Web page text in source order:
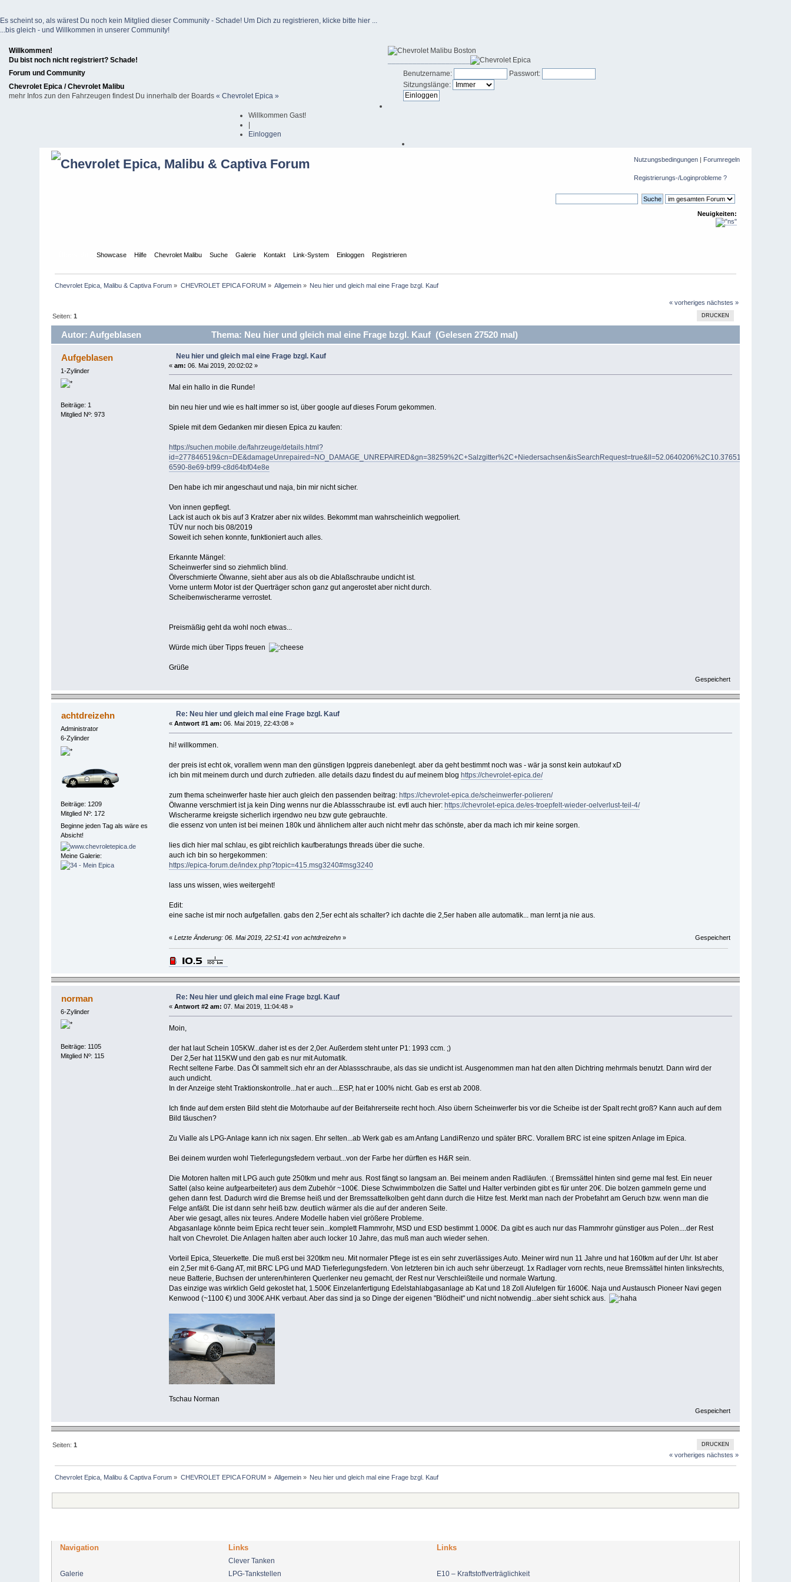
Es scheint so, als wärest Du noch kein Mitglied dieser Community - Schade! Um Dich zu registrieren, klicke bitte hier ...
...bis gleich - und Willkommen in unserer Community!
Willkommen!
Du bist noch nicht registriert? Schade!
Forum und Community
Chevrolet Epica / Chevrolet Malibu
mehr Infos zun den Fahrzeugen findest Du innerhalb der Boards « Chevrolet Epica »
Benutzername:
Passwort:
Sitzungslänge:
Willkommen Gast!
Einloggen
Nutzungsbedingungen| Forumregeln
Registrierungs-/Loginprobleme ?
Neuigkeiten:
Showcase Hilfe Chevrolet Malibu Suche Galerie Kontakt Link-System Einloggen Registrieren
Chevrolet Epica, Malibu & Captiva Forum » CHEVROLET EPICA FORUM» Allgemein » Neu hier und gleich mal eine Frage bzgl. Kauf
« vorheriges nächstes »
DRUCKEN
Seiten:1
Autor: Aufgeblasen Thema: Neu hier und gleich mal eine Frage bzgl. Kauf (Gelesen 27520 mal)
Aufgeblasen
1-Zylinder
Beiträge: 1
Mitglied Nº: 973
Neu hier und gleich mal eine Frage bzgl. Kauf
« am: 06. Mai 2019, 20:02:02 »
Mal ein hallo in die Runde!
bin neu hier und wie es halt immer so ist, über google auf dieses Forum gekommen.
Spiele mit dem Gedanken mir diesen Epica zu kaufen:
https://suchen.mobile.de/fahrzeuge/details.html?
6590-8e69-bf99-c8d64bf04e8e
Den habe ich mir angeschaut und naja, bin mir nicht sicher.
Von innen gepflegt.
Lack ist auch ok bis auf 3 Kratzer aber nix wildes. Bekommt man wahrscheinlich wegpoliert.
TÜV nur noch bis 08/2019
Soweit ich sehen konnte, funktioniert auch alles.
Erkannte Mängel:
Scheinwerfer sind so ziehmlich blind.
Ölverschmierte Ölwanne, sieht aber aus als ob die Ablaßschraube undicht ist.
Vorne unterm Motor ist der Querträger schon ganz gut angerostet aber nicht durch.
Scheibenwischerarme verrostet.
Preismäßig geht da wohl noch etwas...
Würde mich über Tipps freuen
Grüße
Gespeichert
achtdreizehn
Administrator
6-Zylinder
Beiträge: 1209
Mitglied Nº: 172
Beginne jeden Tag als wäre es
Absicht!
Meine Galerie:
Re: Neu hier und gleich mal eine Frage bzgl. Kauf
« Antwort #1 am: 06. Mai 2019, 22:43:08 »
hi! willkommen.
der preis ist echt ok, vorallem wenn man den günstigen lpgpreis danebenlegt. aber da geht bestimmt noch was - wär ja sonst kein autokauf xD
ich bin mit meinem durch und durch zufrieden. alle details dazu findest du auf meinem blog https://chevrolet-epica.de/
zum thema scheinwerfer haste hier auch gleich den passenden beitrag: https://chevrolet-epica.de/scheinwerfer-polieren/
Ölwanne verschmiert ist ja kein Ding wenns nur die Ablassschraube ist. evtl auch hier: https://chevrolet-epica.de/es-troepfelt-wieder-oelverlust-teil-4/
Wischerarme kreigste sicherlich irgendwo neu bzw gute gebrauchte.
die essenz von unten ist bei meinen 180k und ähnlichem alter auch nicht mehr das schönste, aber da mach ich mir keine sorgen.
lies dich hier mal schlau, es gibt reichlich kaufberatungs threads über die suche.
auch ich bin so hergekommen:
https://epica-forum.de/index.php?topic=415.msg3240#msg3240
lass uns wissen, wies weitergeht!
Edit:
eine sache ist mir noch aufgefallen. gabs den 2,5er echt als schalter? ich dachte die 2,5er haben alle automatik... man lernt ja nie aus.
« Letzte Änderung: 06. Mai 2019, 22:51:41 von achtdreizehn» Gespeichert
norman
6-Zylinder
Beiträge: 1105
Mitglied Nº: 115
Re: Neu hier und gleich mal eine Frage bzgl. Kauf
« Antwort #2 am: 07. Mai 2019, 11:04:48 »
Moin,
der hat laut Schein 105KW...daher ist es der 2,0er. Außerdem steht unter P1: 1993 ccm. ;)
Der 2,5er hat 115KW und den gab es nur mit Automatik.
Recht seltene Farbe. Das Öl sammelt sich ehr an der Ablassschraube, als das sie undicht ist. Ausgenommen man hat den alten Dichtring mehrmals benutzt. Dann wird der
auch undicht.
In der Anzeige steht Traktionskontrolle...hat er auch....ESP, hat er 100% nicht. Gab es erst ab 2008.
Ich finde auf dem ersten Bild steht die Motorhaube auf der Beifahrerseite recht hoch. Also übern Scheinwerfer bis vor die Scheibe ist der Spalt recht groß? Kann auch auf dem
Bild täuschen?
Zu Vialle als LPG-Anlage kann ich nix sagen. Ehr selten...ab Werk gab es am Anfang LandiRenzo und später BRC. Vorallem BRC ist eine spitzen Anlage im Epica.
Bei deinem wurden wohl Tieferlegungsfedern verbaut...von der Farbe her dürften es H&R sein.
Die Motoren halten mit LPG auch gute 250tkm und mehr aus. Rost fängt so langsam an. Bei meinem anden Radläufen. :( Bremssättel hinten sind gerne mal fest. Ein neuer
Sattel (also keine aufgearbeiteter) aus dem Zubehör ~100€. Diese Schwimmbolzen die Sattel und Halter verbinden gibt es für unter 20€. Die bolzen gammeln gerne und
gehen dann fest. Dadurch wird die Bremse heiß und der Bremssattelkolben geht dann durch die Hitze fest. Merkt man nach der Probefahrt am Geruch bzw. wenn man die
Felge anfäßt. Die ist dann sehr heiß bzw. deutlich wärmer als die auf der anderen Seite.
Aber wie gesagt, alles nix teures. Andere Modelle haben viel größere Probleme.
Abgasanlage könnte beim Epica recht teuer sein...komplett Flammrohr, MSD und ESD bestimmt 1.000€. Da gibt es auch nur das Flammrohr günstiger aus Polen....der Rest
halt von Chevrolet. Die Anlagen halten aber auch locker 10 Jahre, das muß man auch wieder sehen.
Vorteil Epica, Steuerkette. Die muß erst bei 320tkm neu. Mit normaler Pflege ist es ein sehr zuverlässiges Auto. Meiner wird nun 11 Jahre und hat 160tkm auf der Uhr. Ist aber
ein 2,5er mit 6-Gang AT, mit BRC LPG und MAD Tieferlegungsfedern. Von letzteren bin ich auch sehr überzeugt. 1x Radlager vorn rechts, neue Bremssättel hinten links/rechts,
neue Batterie, Buchsen der unteren/hinteren Querlenker neu gemacht, der Rest nur Verschleißteile und normale Wartung.
Das einzige was wirklich Geld gekostet hat, 1.500€ Einzelanfertigung Edelstahlabgasanlage ab Kat und 18 Zoll Alufelgen für 1600€. Naja und Austausch Pioneer Navi gegen
Kenwood (~1100 €) und 300€ AHK verbaut. Aber das sind ja so Dinge der eigenen "Blödheit" und nicht notwendig...aber sieht schick aus.
Tschau Norman
Gespeichert
DRUCKEN
Seiten:1
« vorheriges nächstes »
Chevrolet Epica, Malibu & Captiva Forum » CHEVROLET EPICA FORUM» Allgemein » Neu hier und gleich mal eine Frage bzgl. Kauf
Navigation Links Links
Clever Tanken
Galerie
LPG-Tankstellen E10 – Kraftstoffverträglichkeit